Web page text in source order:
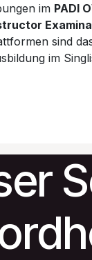
im PADI
sind
im